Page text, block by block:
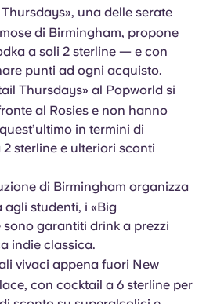
una delle serate
di Birmingham, propone
a soli 2 sterline — e con
punti ad ogni acquisto.
Thursdays» al Popworld si
al Rosies e non hanno
in termini di
sterline e ulteriori sconti
di Birmingham organizza
studenti, i «Big
sono garantiti drink a prezzi
indie classica.
vivaci appena fuori New
con cocktail a 6 sterline per